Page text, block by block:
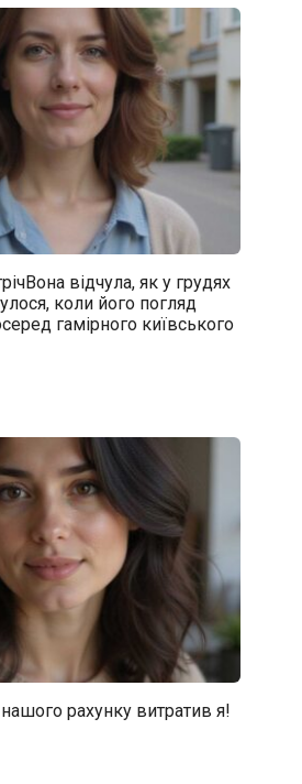
відчула, як у грудях
коли його погляд
гамірного київського
рахунку витратив я!